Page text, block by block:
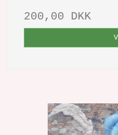
200,00 DKK